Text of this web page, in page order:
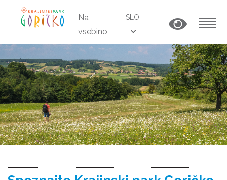
Na
vsebino
SLO